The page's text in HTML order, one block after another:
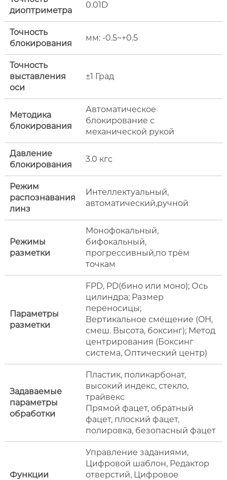
диоптриметра
0.01D
Точность
блокирования
мм: -0.5~+0.5
Точность
выставления
оси
±1 Град
Методика
блокирования
Автоматическое
блокирование с
механической рукой
Давление
блокирования
3.0 кгс
Режим
распознавания
линз
Интеллектуальный,
автоматический,ручной
Режимы
разметки
Монофокальный,
бифокальный,
прогрессивный,по трём
точкам
Параметры
разметки
FPD, PD(бино или моно); Ось
цилиндра; Размер
переносицы;
Вертикальное смещение (OH,
смеш. Высота, боксинг); Метод
центрирования (Боксинг
система, Оптический центр)
Задаваемые
параметры
обработки
Пластик, поликарбонат,
высокий индекс, стекло,
трайвекс
Прямой фацет, обратный
фацет, плоский фацет,
полировка, безопасный фацет
Функции
Управление заданиями,
Цифровой шаблон, Редактор
отверстий, Цифровое